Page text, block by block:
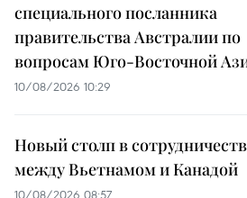
специального посланника
правительства Австралии по
вопросам Юго-Восточной
10/08/2026 10:29
Новый столп в
между Вьетнамом и Канадой
10/08/2026 08:57